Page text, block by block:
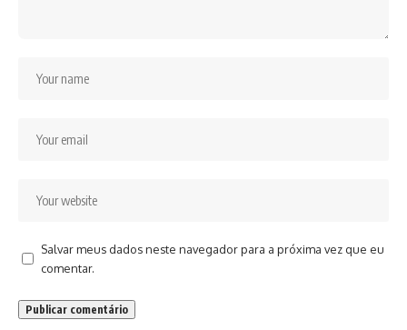
Salvar meus dados neste navegador para a próxima vez que eu
comentar.